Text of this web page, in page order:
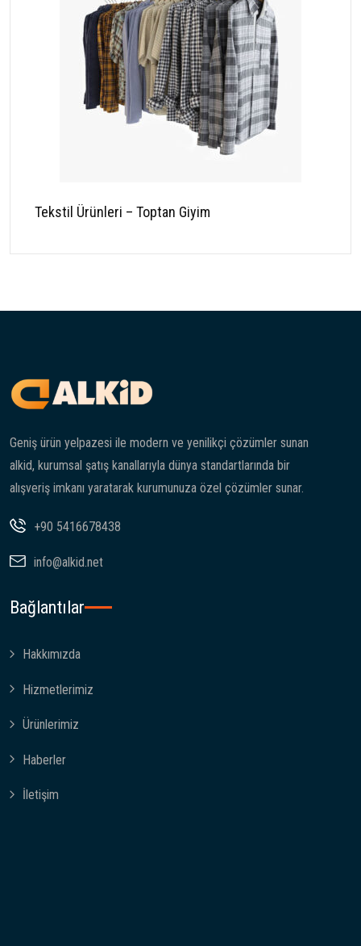
Tekstil Ürünleri – Toptan Giyim
Geniş ürün yelpazesi ile modern ve yenilikçi çözümler sunan
alkid, kurumsal şatış kanallarıyla dünya standartlarında bir
alışveriş imkanı yaratarak kurumunuza özel çözümler sunar.
+90 5416678438
info@alkid.net
Bağlantılar
Hakkımızda
Hizmetlerimiz
Ürünlerimiz
Haberler
İletişim